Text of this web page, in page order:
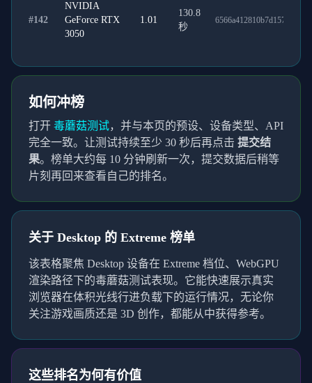
#142
NVIDIA
GeForce RTX
3050
1.01
130.8
秒
6566a412810b7d15742b
如何冲榜
打开 毒蘑菇测试，并与本页的预设、设备类型、API
完全一致。让测试持续至少 30 秒后再点击 提交结
果。榜单大约每 10 分钟刷新一次，提交数据后稍等
片刻再回来查看自己的排名。
关于 Desktop 的 Extreme 榜单
该表格聚焦 Desktop 设备在 Extreme 档位、 WebGPU
渲染路径下的毒蘑菇测试表现。它能快速展示真实
浏览器在体积光线行进负载下的运行情况，无论你
关注游戏画质还是 3D 创作，都能从中获得参考。
这些排名为何有价值